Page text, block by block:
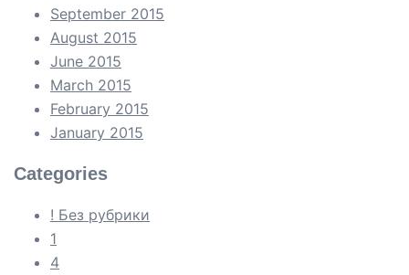
September 2015
August 2015
June 2015
March 2015
February 2015
January 2015
Categories
! Без рубрики
1
4